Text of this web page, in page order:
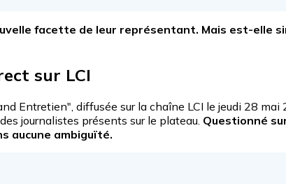
facette de leur représentant. Mais est-elle
sur LCI
Entretien", diffusée sur la chaîne LCI le jeudi 28
journalistes présents sur le plateau. Questionné
aucune ambiguïté.